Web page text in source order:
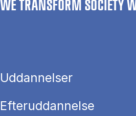
WE TRANSFORM SOCIETY
Uddannelser
Efteruddannelse